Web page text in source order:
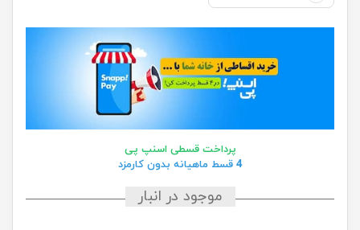
پرداخت قسطی اسنپ پی
4 قسط ماهیانه بدون کارمزد
موجود در انبار